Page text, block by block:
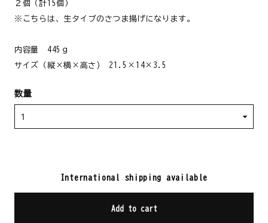
２個（計15個）
※こちらは、生タイプのさつま揚げになります。
内容量 445ｇ
サイズ（縦×横×高さ) 21.5×14×3.5
数量
International shipping available
Add to cart